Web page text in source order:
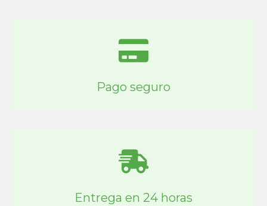
Pago seguro
Entrega en 24 horas